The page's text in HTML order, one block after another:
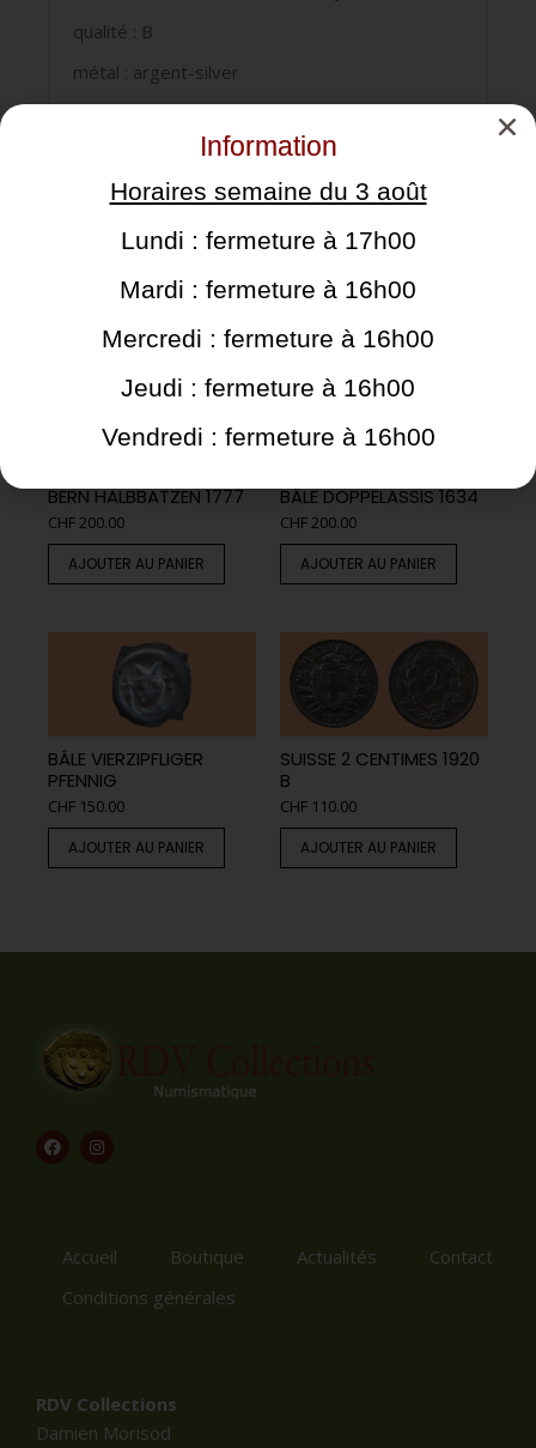
qualité : B
métal : argent-silver
poids : 4.60gr
diamètre : 23mm
réf : le franc 207-40
Cela pourrait vous intéresser
BERN HALBBATZEN 1777
CHF200.00
AJOUTER AU PANIER
BÂLE DOPPELASSIS 1634
CHF200.00
AJOUTER AU PANIER
BÂLE VIERZIPFLIGER
PFENNIG
CHF 150.00
AJOUTER AU PANIER
SUISSE 2 CENTIMES 1920
B
CHF 110.00
AJOUTER AU PANIER
Accueil Boutique Actualités
Contact
Conditions générales
RDV Collections
Damien Morisod
Information
Horaires semaine du 3 août
Lundi : fermeture à 17h00
Mardi : fermeture à 16h00
Mercredi : fermeture à 16h00
Jeudi : fermeture à 16h00
Vendredi : fermeture à 16h00